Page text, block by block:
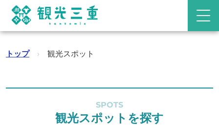
トップ › 観光スポット
SPOTS
観光スポットを探す